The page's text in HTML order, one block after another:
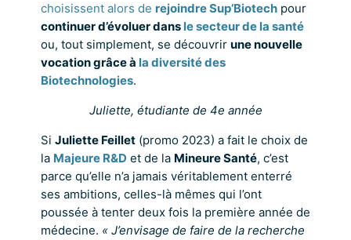
choisissent alors de rejoindre Sup’Biotech pour
continuer d’évoluer dans le secteur de la santé
ou, tout simplement, se découvrir une nouvelle
vocation grâce à la diversité des
Biotechnologies.
Juliette, étudiante de 4e année
Si Juliette Feillet (promo 2023) a fait le choix de
la Majeure R&D et de la Mineure Santé, c’est
parce qu’elle n’a jamais véritablement enterré
ses ambitions, celles-là mêmes qui l’ont
poussée à tenter deux fois la première année de
médecine. « J’envisage de faire de la recherche